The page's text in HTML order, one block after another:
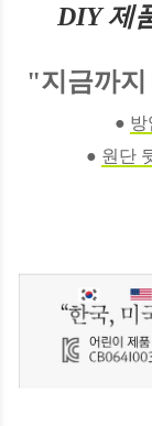
DIY 제
"지금까
● 방
● 원단